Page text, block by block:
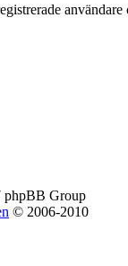
användare
phpBB Group
© 2006-2010